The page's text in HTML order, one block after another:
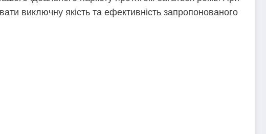
виключну якість та ефективність запропонованого